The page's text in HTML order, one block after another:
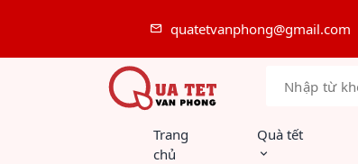
quatetvanphong@gmail.com
Trang
chủ
Quà tết